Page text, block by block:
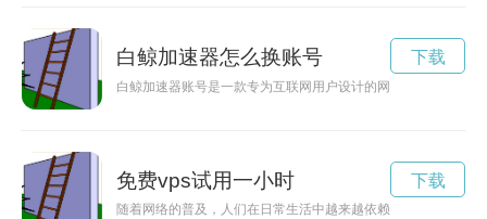
白鲸加速器怎么换账号
白鲸加速器账号是一款专为互联网用户设计的网络加速工具，
下载
免费vps试用一小时
随着网络的普及，人们在日常生活中越来越依赖网络。但是网
下载